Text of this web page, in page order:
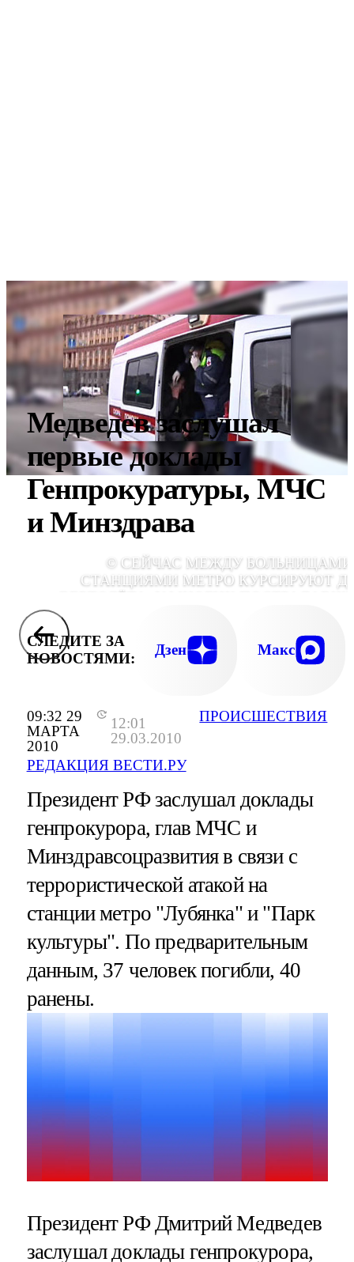
09:32 29
МАРТА
2010
12:01
29.03.2010
РЕДАКЦИЯ ВЕСТИ.РУ
ПРОИСШЕСТВИЯ
Медведев заслушал
первые доклады
Генпрокуратуры, МЧС
и Минздрава
© СЕЙЧАС МЕЖДУ
СТАНЦИЯМИ МЕТРО КУРСИРУЮТ
ВЕРТОЛЁТА. У МНОГИХ
СРОЧНЫЕ ОПЕРАЦИИ.
ПРИНИМАЮТ СРАЗУ НЕСКОЛЬКО
В ТОМ ЧИСЛЕ ИНСТИТУТ
СЛЕДИТЕ ЗА
НОВОСТЯМИ:
Дзен Макс
Президент РФ заслушал доклады
генпрокурора, глав МЧС и
Минздравсоцразвития в связи с
террористической атакой на
станции метро "Лубянка" и "Парк
культуры". По предварительным
данным, 37 человек погибли, 40
ранены.
Президент РФ Дмитрий Медведев
заслушал доклады генпрокурора,